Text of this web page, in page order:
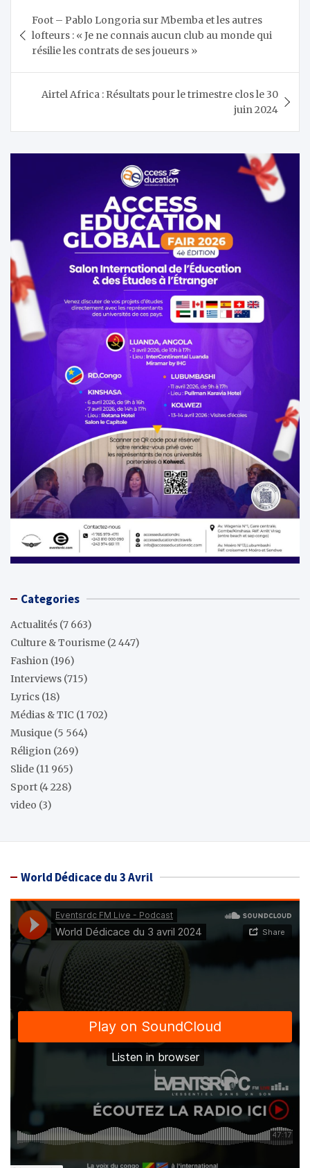
de
l’article
Foot – Pablo Longoria sur Mbemba et les autres
lofteurs : « Je ne connais aucun club au monde qui
résilie les contrats de ses joueurs »
Airtel Africa : Résultats pour le trimestre clos le 30
juin 2024
Categories
Actualités (7 663)
Culture & Tourisme (2 447)
Fashion (196)
Interviews (715)
Lyrics (18)
Médias & TIC (1 702)
Musique (5 564)
Réligion (269)
Slide (11 965)
Sport (4 228)
video (3)
World Dédicace du 3 Avril